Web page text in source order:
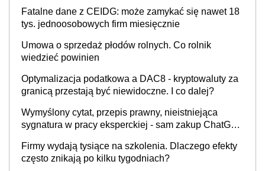
Fatalne dane z CEIDG: może zamykać się nawet 18
tys. jednoosobowych firm miesięcznie
Umowa o sprzedaż płodów rolnych. Co rolnik
wiedzieć powinien
Optymalizacja podatkowa a DAC8 - kryptowaluty za
granicą przestają być niewidoczne. I co dalej?
Wymyślony cytat, przepis prawny, nieistniejąca
sygnatura w pracy eksperckiej - sam zakup ChatGPT
Firmy wydają tysiące na szkolenia. Dlaczego efekty
często znikają po kilku tygodniach?